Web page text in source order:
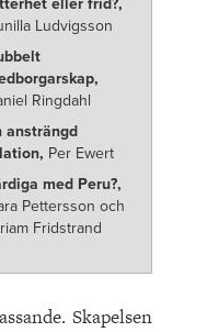
eller frid?,
Ludvigsson
Ringdahl
ansträngd
Per Ewert
med Peru?,
Pettersson och
Fridstrand
Skapelsen